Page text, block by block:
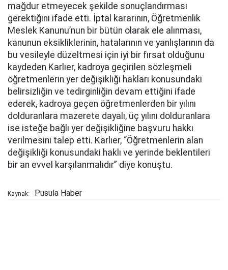
mağdur etmeyecek şekilde sonuçlandırması
gerektiğini ifade etti. İptal kararının, Öğretmenlik
Meslek Kanunu’nun bir bütün olarak ele alınması,
kanunun eksikliklerinin, hatalarının ve yanlışlarının da
bu vesileyle düzeltmesi için iyi bir fırsat olduğunu
kaydeden Karlıer, kadroya geçirilen sözleşmeli
öğretmenlerin yer değişikliği hakları konusundaki
belirsizliğin ve tedirginliğin devam ettiğini ifade
ederek, kadroya geçen öğretmenlerden bir yılını
dolduranlara mazerete dayalı, üç yılını dolduranlara
ise isteğe bağlı yer değişikliğine başvuru hakkı
verilmesini talep etti. Karlıer, “Öğretmenlerin alan
değişikliği konusundaki haklı ve yerinde beklentileri
bir an evvel karşılanmalıdır” diye konuştu.
Kaynak: Pusula Haber